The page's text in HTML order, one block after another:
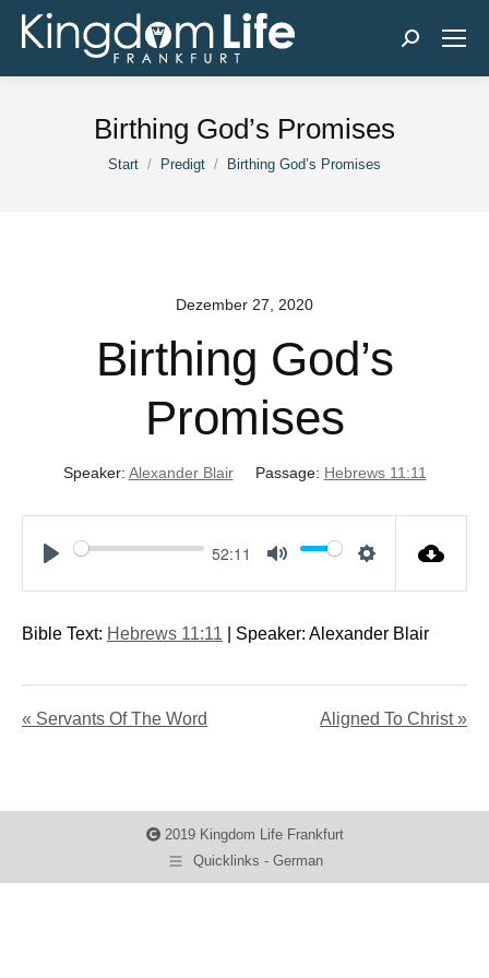
Search:
Birthing God’s Promises
Sie befinden sich hier:
Start Predigt Birthing God’s Promises
Dezember 27, 2020
Birthing God’s
Promises
Speaker: Alexander Blair Passage: Hebrews 11:11
52:11
Bible Text: Hebrews 11:11 | Speaker: Alexander Blair
« Servants Of The Word Aligned To Christ »
2019 Kingdom Life Frankfurt
Quicklinks - German